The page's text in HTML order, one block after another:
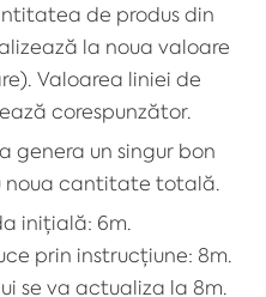
de produs din
la noua valoare
Valoarea liniei de
corespunzător.
genera un singur bon
noua cantitate totală.
inițială: 6m.
prin instrucțiune: 8m.
se va actualiza la 8m.